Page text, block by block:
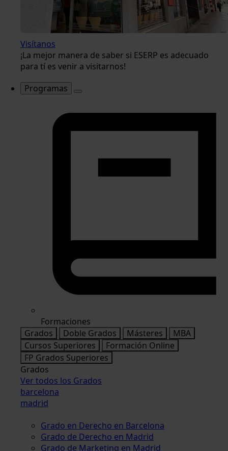
Visítanos
¡La mejor manera de saber si ESERP es adecuado
para tí es venir a visitarnos!
Programas
Formaciones
Grados
Doble Grados Másteres
MBA
Cursos Superiores
Formación Online
FP Grados Superiores
Grados
Ver todos los Grados
barcelona
madrid
Grado en Derecho en Barcelona
Grado de Derecho en Madrid
Grado de Marketing en Madrid